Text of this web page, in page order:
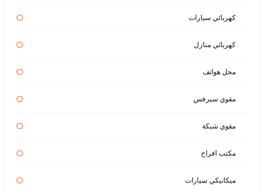
كهربائي سيارات
كهربائي منازل
محل هواتف
مقوي سيرفس
مقوي شبكة
مكتب افراح
ميكانيكي سيارات